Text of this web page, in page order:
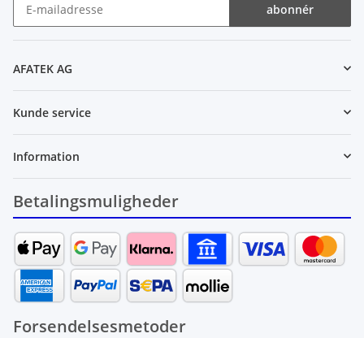
abonnér
AFATEK AG
Kunde service
Information
Betalingsmuligheder
Forsendelsesmetoder